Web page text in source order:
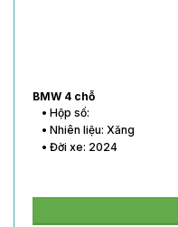
BMW 4 chỗ
• Hộp số:
• Nhiên liệu: Xăng
• Đời xe: 2024